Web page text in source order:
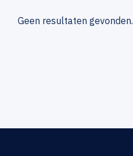
Geen resultaten gevonden.